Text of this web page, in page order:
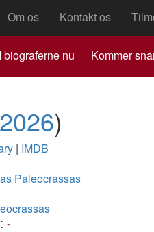
Om os Kontakt os
I biograferne nu Kommer
2026)
| IMDB
Paleocrassas
-